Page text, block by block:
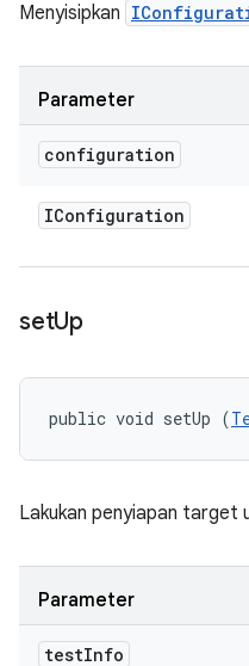
Menyisipkan
Parameter
configuration
IConfiguration
setUp
public void setUp (
Lakukan penyiapan target
Parameter
testInfo